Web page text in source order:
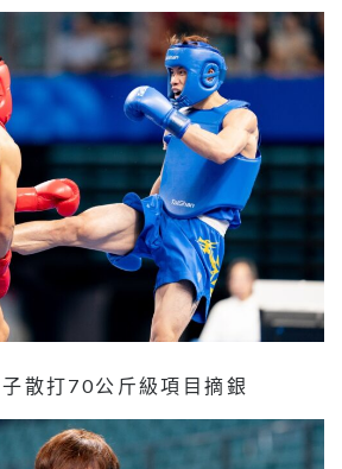
散打70公斤級項目摘銀